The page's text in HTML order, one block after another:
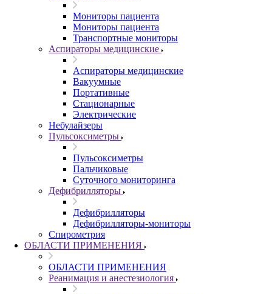
Мониторы пациента
Мониторы пациента
Транспортные мониторы
Аспираторы медицинские
Аспираторы медицинские
Вакуумные
Портативные
Стационарные
Электрические
Небулайзеры
Пульсоксиметры
Пульсоксиметры
Пальчиковые
Суточного мониторинга
Дефибрилляторы
Дефибрилляторы
Дефибрилляторы-мониторы
Спирометрия
ОБЛАСТИ ПРИМЕНЕНИЯ
ОБЛАСТИ ПРИМЕНЕНИЯ
Реанимация и анестезиология